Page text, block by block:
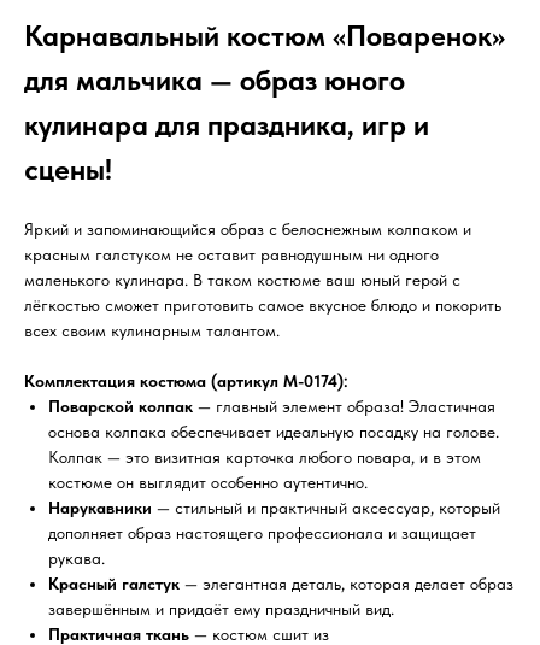
Карнавальный костюм «Поваренок»
для мальчика — образ юного
кулинара для праздника, игр и
сцены!
Яркий и запоминающийся образ с белоснежным колпаком и
красным галстуком не оставит равнодушным ни одного
маленького кулинара. В таком костюме ваш юный герой с
лёгкостью сможет приготовить самое вкусное блюдо и покорить
всех своим кулинарным талантом.
Комплектация костюма (артикул М-0174):
Поварской колпак — главный элемент образа! Эластичная
основа колпака обеспечивает идеальную посадку на голове.
Колпак — это визитная карточка любого повара, и в этом
костюме он выглядит особенно аутентично.
Нарукавники — стильный и практичный аксессуар, который
дополняет образ настоящего профессионала и защищает
рукава.
Красный галстук — элегантная деталь, которая делает образ
завершённым и придаёт ему праздничный вид.
Практичная ткань — костюм сшит из